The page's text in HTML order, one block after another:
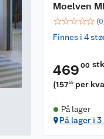
Moelven
☆☆☆☆☆ (0
Finnes i 4
469 00 stk
(15755 per
På lager
På lager i